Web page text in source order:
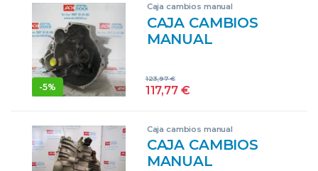
-5%
Caja cambios manual
CAJA CAMBIOS
MANUAL
2.2 CRD EDJ
117,77 €
123,97€
Caja cambios manual
CAJA CAMBIOS
MANUAL